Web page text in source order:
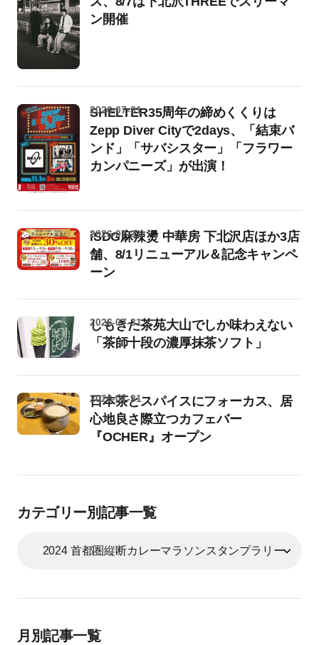
ン開催
SHELTER35周年の締めくくりは
Zepp Diver Cityで2days、「結束バ
ンド」「サバシスター」「フラワー
カンパニーズ」が出演！
2026-07-31
iSDG麻辣燙 中華房 下北沢店ほか3店
舗、8/1リニューアル＆記念キャンペ
ーン
2026-07-31
しもきた茶苑大山でしか味わえない
「茶師十段の濃厚抹茶ソフト」
2026-07-31
日本茶とスパイスにフォーカス、居
心地良さ際立つカフェバー
『OCHER』オープン
2026-07-31
カテゴリー別記事一覧
月別記事一覧